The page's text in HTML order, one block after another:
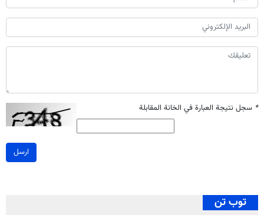
* سجل نتيجة العبارة في الخانة المقابلة
ارسل
توب تن